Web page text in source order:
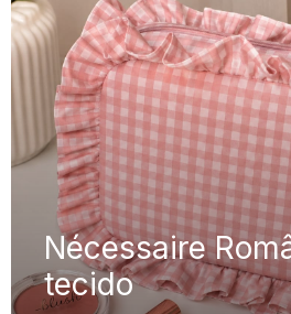
Nécessaire
tecido